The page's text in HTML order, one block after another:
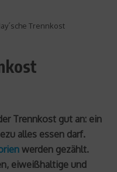
Trennkost
Trennkost gut an: ein
alles essen darf.
werden gezählt.
eiweißhaltige und